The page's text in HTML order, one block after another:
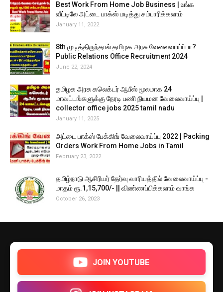
Best Work From Home Job Business | உங்க
வீட்டிலே அட்டை பாக்ஸ் மடித்து சம்பாரிக்கலாம்
January 11, 2022
8th முடித்திருந்தால் தமிழக அரசு வேலைவாய்ப்பா?
Public Relations Office Recruitment 2024
June 22, 2024
தமிழக அரசு கலெக்டர் ஆபீஸ் மூலமாக 24
மாவட்டங்களுக்கு நேரடி பணி நியமன வேலைவாய்ப்பு |
collector office jobs 2025 tamil nadu
January 11, 2025
அட்டை பாக்ஸ் பேக்கிங் வேலைவாய்ப்பு 2022 | Packing
Orders Work From Home Jobs in Tamil
February 23, 2022
தமிழ்நாடு ஆசிரியர் தேர்வு வாரியத்தில் வேலைவாய்ப்பு -
மாதம் ரூ.1,15,700/- || விண்ணப்பிக்கலாம் வாங்க
October 26, 2023
JOIN YOUTUBE